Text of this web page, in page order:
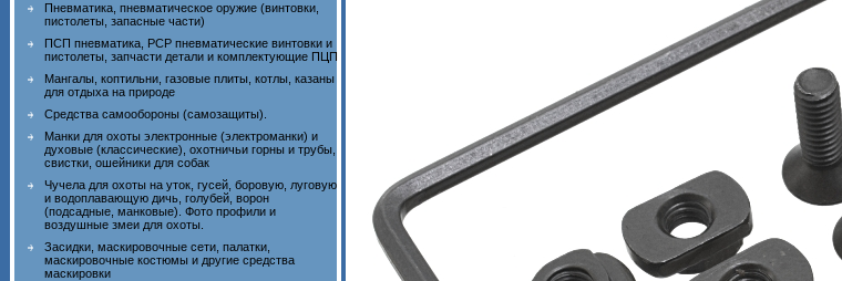
Пневматика, пневматическое оружие (винтовки,
пистолеты, запасные части)
ПСП пневматика, PCP пневматические винтовки и
пистолеты, запчасти детали и комплектующие ПЦП
Мангалы, коптильни, газовые плиты, котлы, казаны
для отдыха на природе
Средства самообороны (самозащиты).
Манки для охоты электронные (электроманки) и
духовые (классические), охотничьи горны и трубы,
свистки, ошейники для собак
Чучела для охоты на уток, гусей, боровую, луговую
и водоплавающую дичь, голубей, ворон
(подсадные, манковые). Фото профили и
воздушные змеи для охоты.
Засидки, маскировочные сети, палатки,
маскировочные костюмы и другие средства
маскировки